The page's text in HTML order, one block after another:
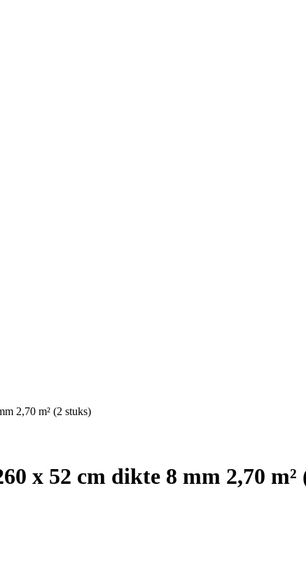
2,70 m² (2 stuks)
x 52 cm dikte 8 mm 2,70 m²